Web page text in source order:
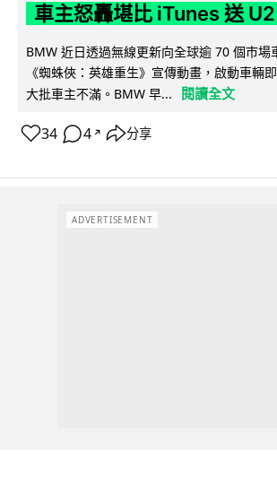
車主怒轟堪比 iTunes 送
BMW 近日透過無線更新向全球逾 70 個市場
《蜘蛛俠：英雄重生》宣傳動畫，啟動車輛
大批車主不滿。BMW 早...
閱讀全文
34 4 ↗ 分享
ADVERTISEMENT